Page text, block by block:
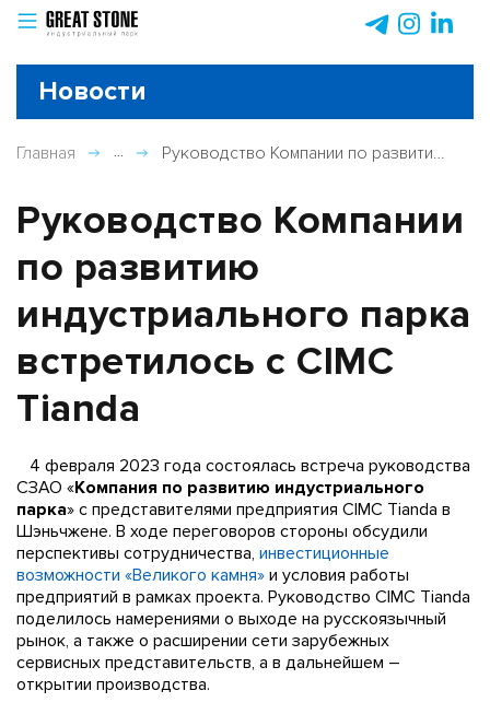
Новости
Главная Руководство Компании по развитию индустриального парка ...
Руководство Компании
по развитию
индустриального парка
встретилось с CIMC
Tianda
4 февраля 2023 года состоялась встреча руководства
СЗАО «Компания по развитию индустриального
парка» с представителями предприятия CIMC Tianda в
Шэньчжене. В ходе переговоров стороны обсудили
перспективы сотрудничества, инвестиционные
возможности «Великого камня» и условия работы
предприятий в рамках проекта. Руководство CIMC Tianda
поделилось намерениями о выходе на русскоязычный
рынок, а также о расширении сети зарубежных
сервисных представительств, а в дальнейшем –
открытии производства.